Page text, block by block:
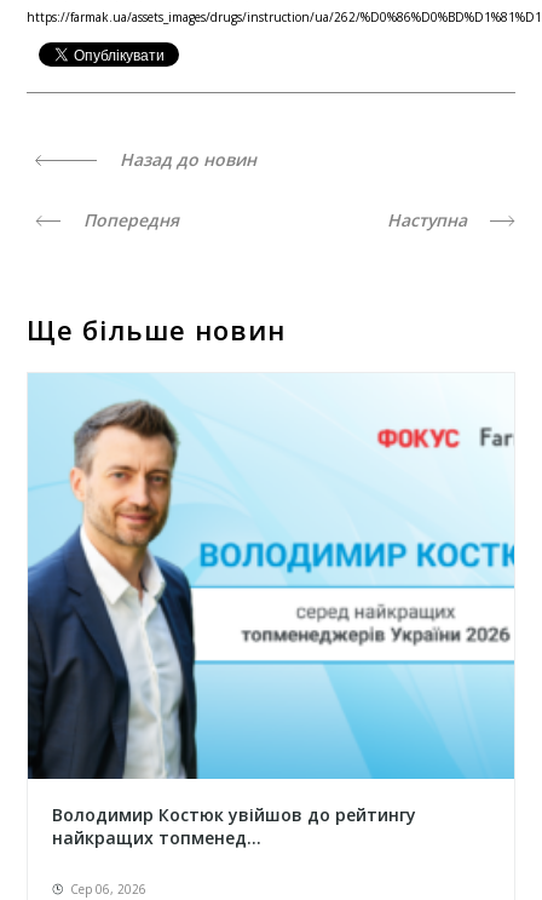
https://farmak.ua/assets_images/drugs/instruction/ua/262/
Назад до новин
Попередня Наступна
Ще більше новин
Володимир Костюк увійшов до рейтингу
найкращих топменед...
Сер 06, 2026